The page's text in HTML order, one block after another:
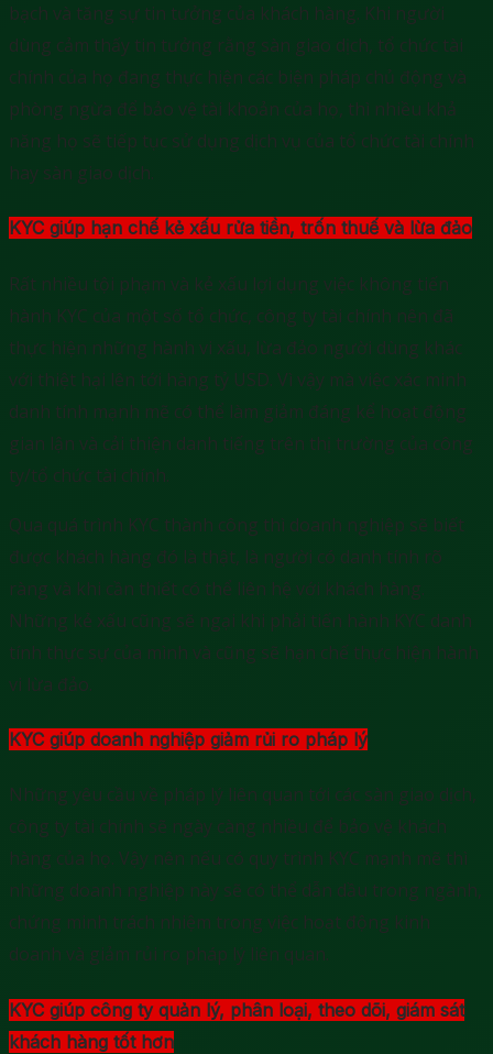
bạch và tăng sự tin tưởng của khách hàng. Khi người
dùng cảm thấy tin tưởng rằng sàn giao dịch, tổ chức tài
chính của họ đang thực hiện các biện pháp chủ động và
phòng ngừa để bảo vệ tài khoản của họ, thì nhiều khả
năng họ sẽ tiếp tục sử dụng dịch vụ của tổ chức tài chính
hay sàn giao dịch.
KYC giúp hạn chế kẻ xấu rửa tiền, trốn thuế và lừa đảo
Rất nhiều tội phạm và kẻ xấu lợi dụng việc không tiến
hành KYC của một số tổ chức, công ty tài chính nên đã
thực hiện những hành vi xấu, lừa đảo người dùng khác
với thiệt hại lên tới hàng tỷ USD. Vì vậy mà việc xác minh
danh tính mạnh mẽ có thể làm giảm đáng kể hoạt động
gian lận và cải thiện danh tiếng trên thị trường của công
ty/tổ chức tài chính.
Qua quá trình KYC thành công thì doanh nghiệp sẽ biết
được khách hàng đó là thật, là người có danh tính rõ
ràng và khi cần thiết có thể liên hệ với khách hàng.
Những kẻ xấu cũng sẽ ngại khi phải tiến hành KYC danh
tính thực sự của mình và cũng sẽ hạn chế thực hiện hành
vi lừa đảo.
KYC giúp doanh nghiệp giảm rủi ro pháp lý
Những yêu cầu về pháp lý liên quan tới các sàn giao dịch,
công ty tài chính sẽ ngày càng nhiều để bảo vệ khách
hàng của họ. Vậy nên nếu có quy trình KYC mạnh mẽ thì
những doanh nghiệp này sẽ có thể dẫn dầu trong ngành,
chứng minh trách nhiệm trong việc hoạt động kinh
doanh và giảm rủi ro pháp lý liên quan.
KYC giúp công ty quản lý, phân loại, theo dõi, giám sát
khách hàng tốt hơn